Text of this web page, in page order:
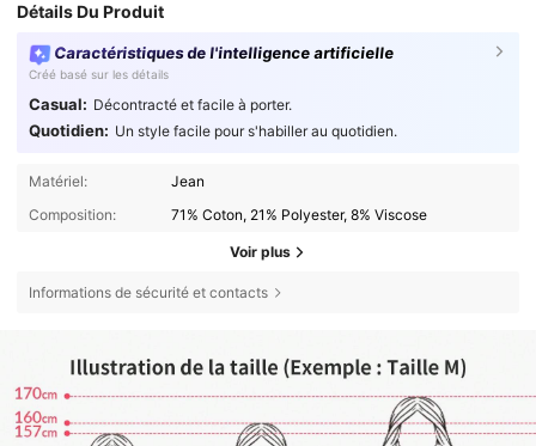
Détails Du Produit
Caractéristiques de l'intelligence artificielle
Créé basé sur les détails
Casual: Décontracté et facile à porter.
Quotidien: Un style facile pour s'habiller au quotidien.
Matériel:
Jean
Composition:
71% Coton, 21% Polyester, 8% Viscose
Voir plus
Informations de sécurité et contacts